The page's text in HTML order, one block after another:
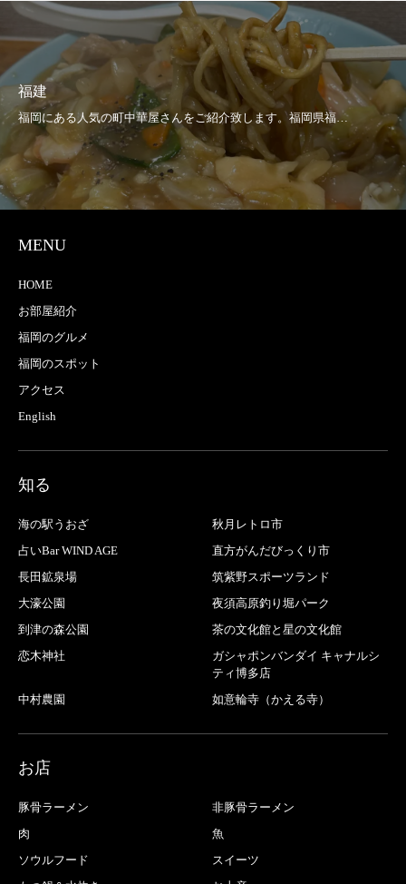
福建
MENU
HOME
お部屋紹介
福岡のグルメ
福岡のスポット
アクセス
English
知る
海の駅うおざ
秋月レトロ市
占いBar WIND AGE
直方がんだびっくり市
長田鉱泉場
筑紫野スポーツランド
大濠公園
夜須高原釣り堀パーク
到津の森公園
茶の文化館と星の文化館
恋木神社
ガシャポンバンダイ キャナルシ
ティ博多店
中村農園
如意輪寺（かえる寺）
お店
豚骨ラーメン
非豚骨ラーメン
肉
魚
ソウルフード
スイーツ